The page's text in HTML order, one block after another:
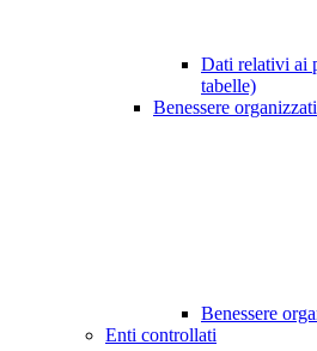
Dati relativi ai
tabelle)
Benessere
Benessere
Enti controllati